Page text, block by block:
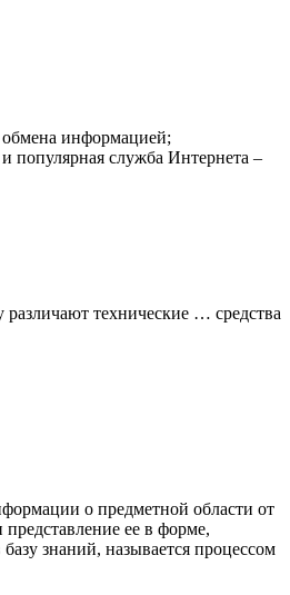
информацией;
популярная служба Интернета –
технические … средства
о предметной области от
ее в форме,
знаний, называется процессом